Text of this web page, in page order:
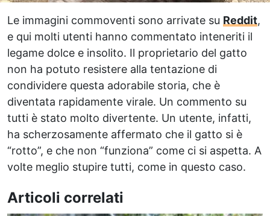
Le immagini commoventi sono arrivate su Reddit,
e qui molti utenti hanno commentato inteneriti il
legame dolce e insolito. Il proprietario del gatto
non ha potuto resistere alla tentazione di
condividere questa adorabile storia, che è
diventata rapidamente virale. Un commento su
tutti è stato molto divertente. Un utente, infatti,
ha scherzosamente affermato che il gatto si è
“rotto”, e che non “funziona” come ci si aspetta. A
volte meglio stupire tutti, come in questo caso.
Articoli correlati